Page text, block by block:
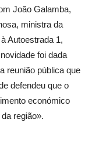
João Galamba,
ministra da
Autoestrada 1,
foi dada
reunião pública que
defendeu que o
económico
região».